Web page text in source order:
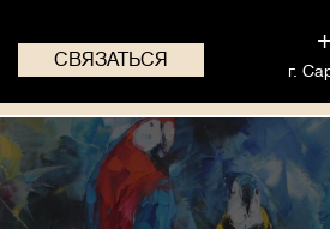
СВЯЗАТЬСЯ г.